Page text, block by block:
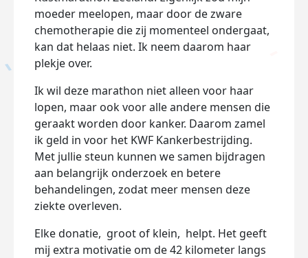
moeder meelopen, maar door de zware
chemotherapie die zij momenteel ondergaat,
kan dat helaas niet. Ik neem daarom haar
plekje over.
Ik wil deze marathon niet alleen voor haar
lopen, maar ook voor alle andere mensen die
geraakt worden door kanker. Daarom zamel
ik geld in voor het KWF Kankerbestrijding.
Met jullie steun kunnen we samen bijdragen
aan belangrijk onderzoek en betere
behandelingen, zodat meer mensen deze
ziekte overleven.
Elke donatie, groot of klein, helpt. Het geeft
mij extra motivatie om de 42 kilometer langs